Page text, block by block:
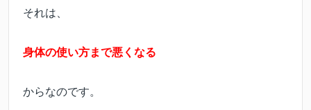
それは、
身体の使い方まで悪くなる
からなのです。